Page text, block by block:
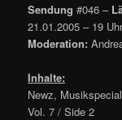
Sendung #046 –
21.01.2005 – 19
Moderation:
Inhalte:
Newz,
Vol. 7 / Side 2